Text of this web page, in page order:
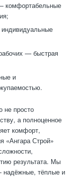
комфортабельные
— быстрая
и
не просто
а полноценное
комфорт,
«Ангара Строй»
результата. Мы
надёжные, тёплые и